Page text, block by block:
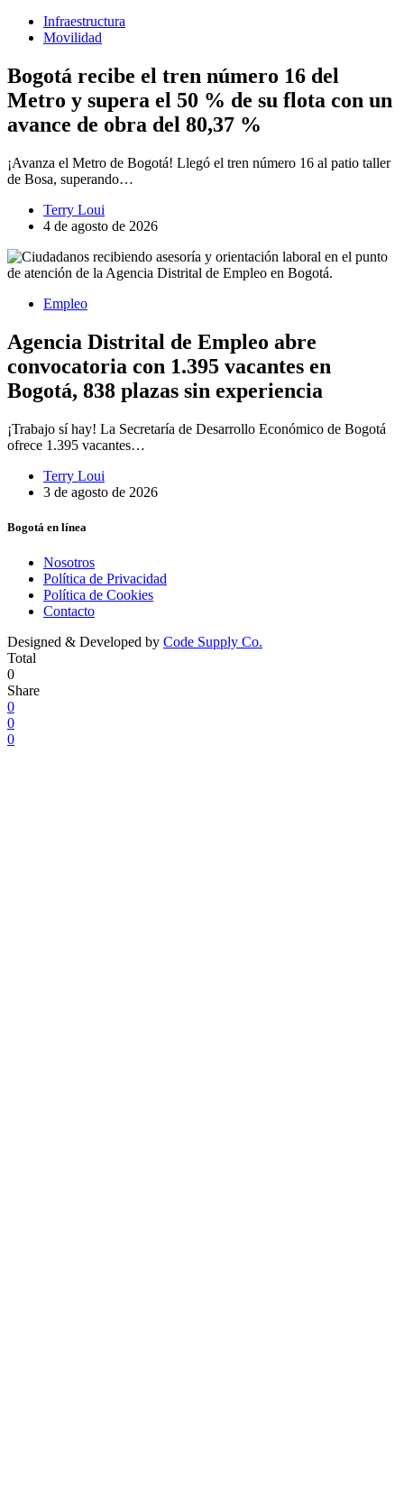
Infraestructura
Movilidad
Bogotá recibe el tren número 16 del
Metro y supera el 50 % de su flota con un
avance de obra del 80,37 %
¡Avanza el Metro de Bogotá! Llegó el tren número 16 al patio taller
de Bosa, superando…
Terry Loui
4 de agosto de 2026
Empleo
Agencia Distrital de Empleo abre
convocatoria con 1.395 vacantes en
Bogotá, 838 plazas sin experiencia
¡Trabajo sí hay! La Secretaría de Desarrollo Económico de Bogotá
ofrece 1.395 vacantes…
Terry Loui
3 de agosto de 2026
Bogotá en línea
Nosotros
Política de Privacidad
Política de Cookies
Contacto
Designed & Developed by Code Supply Co.
Total
0
Share
0
0
0